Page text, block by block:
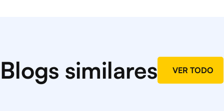
Blogs similares VER TODO